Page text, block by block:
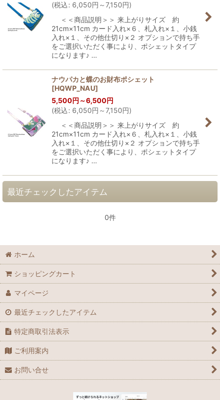
(税込: 6,050円 ～7,150円)
＜＜商品説明＞＞ 来上がりサイズ 約
21cm×11cm カード入れ×６、札入れ×１、小銭
入れ×１、その他仕切り×２ オプションで持ち手
をご選択いただく事により、ポシェットタイプ
になります♪ …
ナウパカと蝶のお財布ポシェット
[HQWP_NAU]
5,500円 ～6,500円
(税込: 6,050円 ～7,150円)
＜＜商品説明＞＞ 来上がりサイズ 約
21cm×11cm カード入れ×６、札入れ×１、小銭
入れ×１、その他仕切り×２ オプションで持ち手
をご選択いただく事により、ポシェットタイプ
になります♪ …
最近チェックしたアイテム
0件
ホーム
ショッピングカート
マイページ
最近チェックしたアイテム
特定商取引法表示
ご利用案内
お問い合せ